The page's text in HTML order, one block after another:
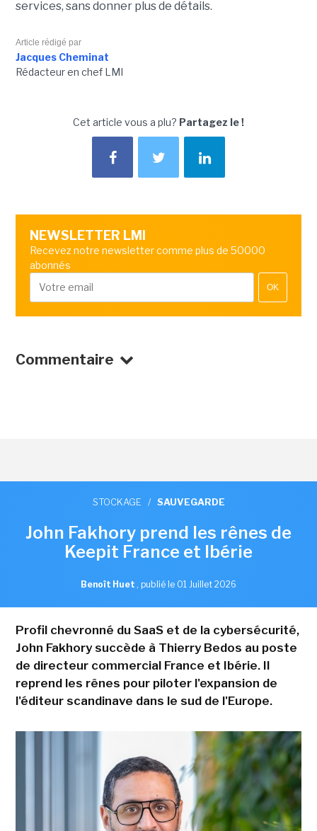
services, sans donner plus de détails.
Article rédigé par
Jacques Cheminat
Rédacteur en chef LMI
Cet article vous a plu? Partagez le !
NEWSLETTER LMI
Recevez notre newsletter comme plus de 50000
abonnés
OK
Commentaire
STOCKAGE / SAUVEGARDE
John Fakhory prend les rênes de
Keepit France et Ibérie
Benoît Huet , publié le 01 Juillet 2026
Profil chevronné du SaaS et de la cybersécurité,
John Fakhory succède à Thierry Bedos au poste
de directeur commercial France et Ibérie. Il
reprend les rênes pour piloter l'expansion de
l'éditeur scandinave dans le sud de l'Europe.